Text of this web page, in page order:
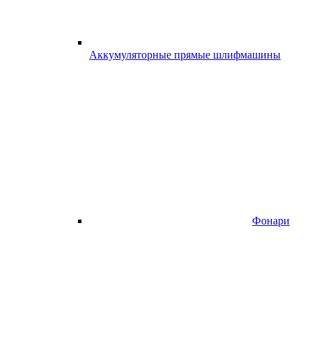
Аккумуляторные прямые шлифмашины
Фонари